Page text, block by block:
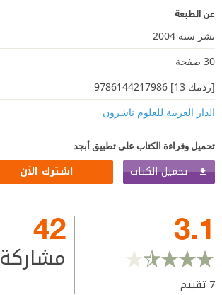
عن الطبعة
نشر سنة 2004
30 صفحة
[ردمك 13] 9786144217986
الدار العربية للعلوم ناشرون
تحميل وقراءة الكتاب على تطبيق أبجد
تحميل الكتاب اشترك الآن
3.1
7 تقييم
42
مشاركة